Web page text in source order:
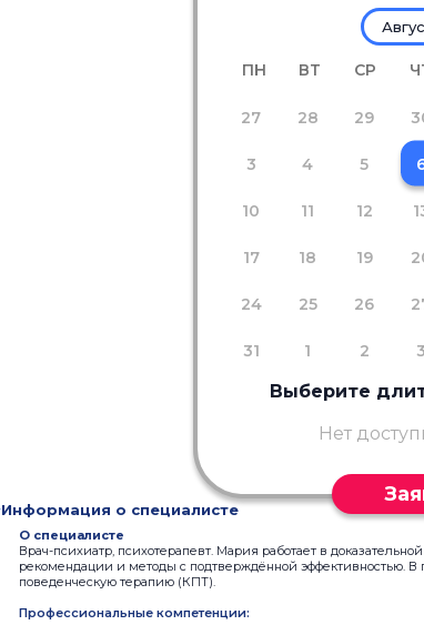
ПН ВТ СР
27 28 29
3 4 5
10 11 12
17 18 19
24 25 26
31 1 2 3
Выберите
Нет
Информация о специалисте
О специалисте
Врач-психиатр, психотерапевт. Мария работает в
рекомендации и методы с подтверждённой эффективностью. В
поведенческую терапию (КПТ).
Профессиональные компетенции: